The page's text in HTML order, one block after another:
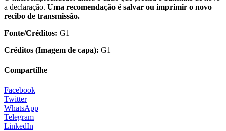
a declaração. Uma recomendação é salvar ou imprimir o novo
recibo de transmissão.
Fonte/Créditos: G1
Créditos (Imagem de capa): G1
Compartilhe
Facebook
Twitter
WhatsApp
Telegram
LinkedIn